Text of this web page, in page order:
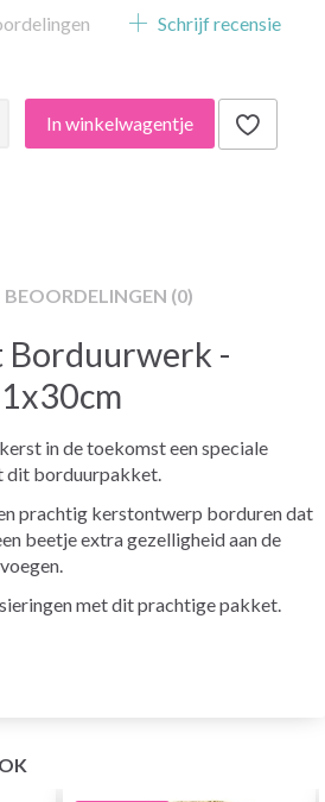
Schrijf recensie
In winkelwagentje
BEOORDELINGEN (0)
Borduurwerk -
in de toekomst een speciale
dit borduurpakket.
prachtig kerstontwerp borduren dat
beetje extra gezelligheid aan de
met dit prachtige pakket.